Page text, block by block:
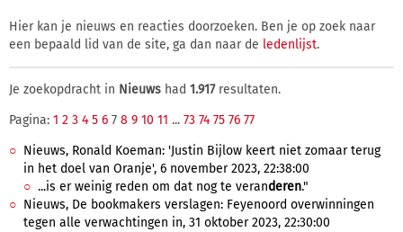
Hier kan je nieuws en reacties doorzoeken. Ben je op zoek naar
een bepaald lid van de site, ga dan naar de ledenlijst.
Je zoekopdracht in Nieuws had 1.917resultaten.
Pagina: 1 2 3 4 5 6 7 8 9 10 11 ... 73 74 75 76 77
Nieuws, Ronald Koeman: 'Justin Bijlow keert niet zomaar terug
in het doel van Oranje', 6 november 2023, 22:38:00
...is er weinig reden om dat nog te veranderen."
Nieuws, De bookmakers verslagen: Feyenoord overwinningen
tegen alle verwachtingen in, 31 oktober 2023, 22:30:00